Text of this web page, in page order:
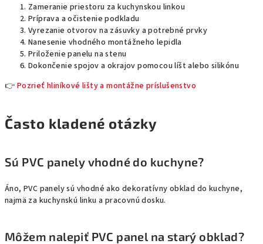
Zameranie priestoru za kuchynskou linkou
Príprava a očistenie podkladu
Vyrezanie otvorov na zásuvky a potrebné prvky
Nanesenie vhodného montážneho lepidla
Priloženie panelu na stenu
Dokončenie spojov a okrajov pomocou líšt alebo silikónu
👉 Pozrieť hliníkové lišty a montážne príslušenstvo
Často kladené otázky
Sú PVC panely vhodné do kuchyne?
Áno, PVC panely sú vhodné ako dekoratívny obklad do kuchyne,
najmä za kuchynskú linku a pracovnú dosku.
Môžem nalepiť PVC panel na starý obklad?